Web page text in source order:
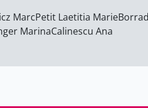
Marie Schaer
Masure Anthony
MarcPetit Laetitia Marie
MarinaCalinescu Ana